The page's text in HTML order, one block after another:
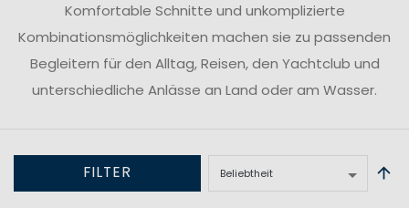
Komfortable Schnitte und unkomplizierte
Kombinationsmöglichkeiten machen sie zu passenden
Begleitern für den Alltag, Reisen, den Yachtclub und
unterschiedliche Anlässe an Land oder am Wasser.
FILTER